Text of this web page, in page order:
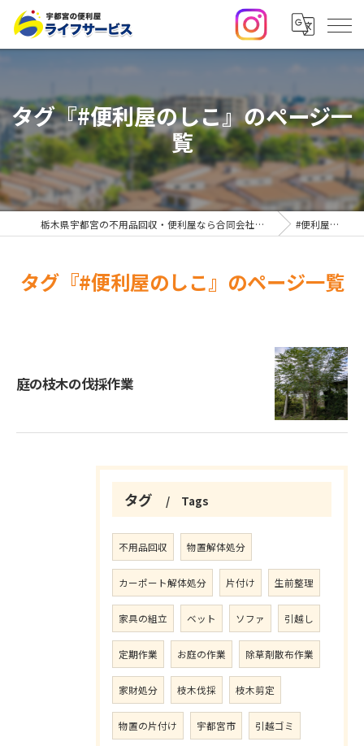
タグ『#便利屋のしこ』のページ一
覧
栃木県宇都宮の不用品回収・便利屋なら合同会社ライフサービス #便利屋のしこ
タグ『#便利屋のしこ』のページ一覧
庭の枝木の伐採作業
タグ Tags
不用品回収 物置解体処分
カーポート解体処分 片付け 生前整理
家具の組立 ベット ソファ 引越し
定期作業 お庭の作業 除草剤散布作業
家財処分 枝木伐採 枝木剪定
物置の片付け 宇都宮市 引越ゴミ